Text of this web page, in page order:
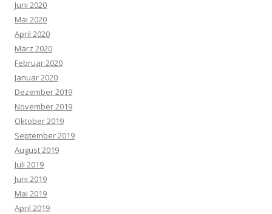
Juni 2020
Mai 2020
April 2020
März 2020
Februar 2020
Januar 2020
Dezember 2019
November 2019
Oktober 2019
September 2019
August 2019
Juli 2019
Juni 2019
Mai 2019
April 2019